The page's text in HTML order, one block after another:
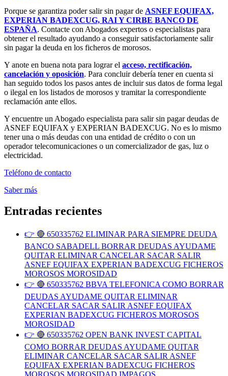
Porque se garantiza poder salir sin pagar de ASNEF EQUIFAX,
EXPERIAN BADEXCUG, RAI Y CIRBE BANCO DE
ESPAÑA. Contacte con Abogados expertos o especialistas para
obtener el resultado ayudando a conseguir satisfactoriamente salir
sin pagar la deuda en los ficheros de morosos.
Y anote en buena nota para lograr el acceso, rectificación,
cancelación y oposición. Para concluir debería tener en cuenta si
han seguido todos los pasos antes de incluir sus datos de forma legal
o ilegal en los listados de morosos y tramitar la correspondiente
reclamación ante ellos.
Y encuentre un Abogado especialista para salir sin pagar deudas de
ASNEF EQUIFAX y EXPERIAN BADEXCUG. No es lo mismo
tener una o más deudas con una entidad de crédito o con un
operador telecomunicaciones o un comercializador de gas, luz o
electricidad.
Teléfono de contacto
Saber más
Entradas recientes
👉 🔴 650335762 ELIMINAR PARA SIEMPRE DEUDA
BANCO SABADELL BORRAR DEUDAS AYUDAME
QUITAR ELIMINAR CANCELAR SACAR SALIR
ASNEF EQUIFAX EXPERIAN BADEXCUG FICHEROS
MOROSOS MOROSIDAD
👉 🔴 650335762 BBVA TELEFONICA COMO BORRAR
DEUDAS AYUDAME QUITAR ELIMINAR
CANCELAR SACAR SALIR ASNEF EQUIFAX
EXPERIAN BADEXCUG FICHEROS MOROSOS
MOROSIDAD
👉 🔴 650335762 OPEN BANK INVEST CAPITAL
COMO BORRAR DEUDAS AYUDAME QUITAR
ELIMINAR CANCELAR SACAR SALIR ASNEF
EQUIFAX EXPERIAN BADEXCUG FICHEROS